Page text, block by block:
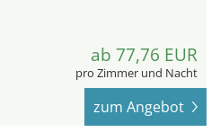
ab 77,76 EUR
pro Zimmer und Nacht
zum Angebot